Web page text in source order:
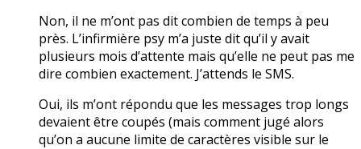
Non, il ne m’ont pas dit combien de temps à peu
près. L’infirmière psy m’a juste dit qu’il y avait
plusieurs mois d’attente mais qu’elle ne peut pas me
dire combien exactement. J’attends le SMS.
Oui, ils m’ont répondu que les messages trop longs
devaient être coupés (mais comment jugé alors
qu’on a aucune limite de caractères visible sur le